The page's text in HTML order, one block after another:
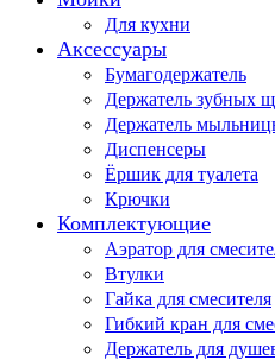
Для кухни
Аксессуары
Бумагодержатель
Держатель зубных
Держатель
Диспенсеры
Ёршик для туалета
Крючки
Комплектующие
Аэратор для
Втулки
Гайка для смесителя
Гибкий кран для
Держатель для